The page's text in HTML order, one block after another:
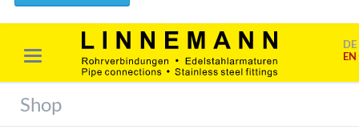
Festlegen Ihrer Datenschutzeinstellungen zu übernehmen.
Erforderliche Cookies akzeptieren
Marketing & Analyse
ausgewertet werden. Das geschieht vor allem mit Cookies und mit
sogenannten Analyseprogrammen. Die Analyse Ihres Surf-
DE
EN
Shop